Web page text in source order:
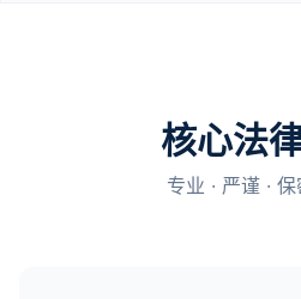
核心法
专业 · 严谨 ·